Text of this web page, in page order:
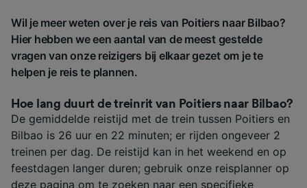
Wil je meer weten over je reis van Poitiers naar Bilbao?
Hier hebben we een aantal van de meest gestelde
vragen van onze reizigers bij elkaar gezet om je te
helpen je reis te plannen.
Hoe lang duurt de treinrit van Poitiers naar Bilbao?
De gemiddelde reistijd met de trein tussen Poitiers en
Bilbao is 26 uur en 22 minuten; er rijden ongeveer 2
treinen per dag. De reistijd kan in het weekend en op
feestdagen langer duren; gebruik onze reisplanner op
deze pagina om te zoeken naar een specifieke